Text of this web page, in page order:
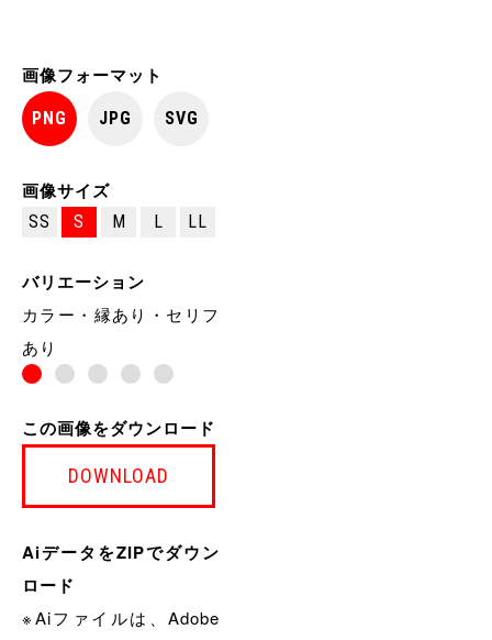
画像フォーマット
PNG JPG SVG
画像サイズ
SS S M L LL
バリエーション
カラー・縁あり・セリフ
あり
この画像をダウンロード
DOWNLOAD
AiデータをZIPでダウン
ロード
※Aiファイルは、Adobe